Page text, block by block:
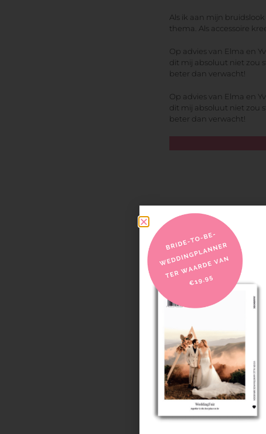
Als ik aan mijn
thema. Als accessoire
Op advies van Elma en
dit mij absoluut niet zou
beter dan verwacht!
Op advies van Elma en
dit mij absoluut niet zou
beter dan verwacht!
Na de prinsessenjurk
vallende jurk passen.
staan, maar wel een stuk
prinsessenjurk.
Mijn droomjurk zat er
dat ik niet bang hoef te
niet zal staan, als ik